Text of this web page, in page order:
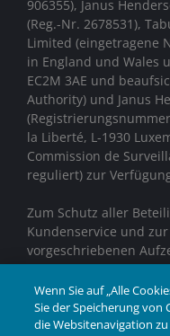
906355), Janus
(Reg.-Nr. 2678531),
Limited (eingetragene
in England und Wales
EC2M 3AE und
Authority) und Janus
la Liberté, L-1930
Commission de
reguliert) zur
Zum Schutz aller
Kundenservice und
vorgeschriebenen
Telefongespräche
Janus Henderson®
verwendeten Marken
Wenn Sie auf „Alle
Sie der Speicherung von
die Websitenavigation